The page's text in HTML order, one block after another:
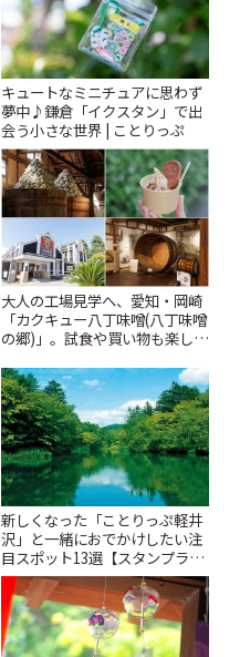
キュートなミニチュアに思わず
夢中♪鎌倉「イクスタン」で出
会う小さな世界 | ことりっぷ
大人の工場見学へ、愛知・岡崎
「カクキュー八丁味噌(八丁味噌
の郷)」。試食や買い物も楽しみ
新しくなった「ことりっぷ軽井
沢」と一緒におでかけしたい注
目スポット13選【スタンプラリ
ー開催中】 | ことりっぷ